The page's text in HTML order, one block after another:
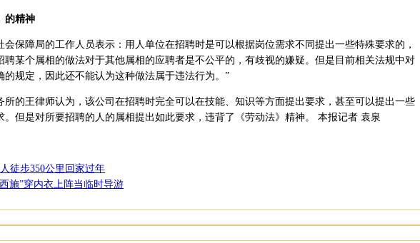
精神
障局的工作人员表示：用人单位在招聘时是可以根据岗位需求不同提出一些特殊要求的，
聘某个属相的做法对于其他属相的应聘者是不公平的，有歧视的嫌疑。但是目前相关法规中对
的规定，因此还不能认为这种做法属于违法行为。”
王律师认为，该公司在招聘时完全可以在技能、知识等方面提出要求，甚至可以提出一些
。但是对所要招聘的人的属相提出如此要求，违背了《劳动法》精神。 本报记者 袁泉
徒步350公里回家过年
施”穿内衣上阵当临时导游